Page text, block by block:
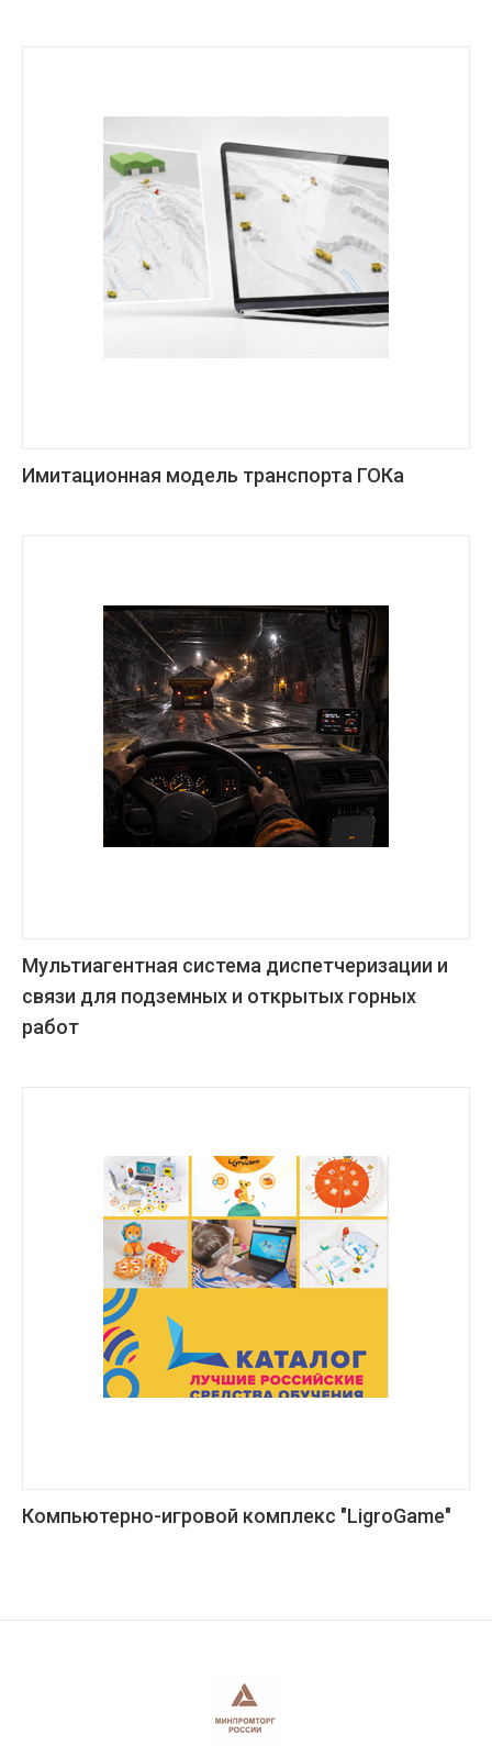
Имитационная модель транспорта ГОКа
Мультиагентная система диспетчеризации и
связи для подземных и открытых горных
работ
Компьютерно-игровой комплекс "LigroGame"